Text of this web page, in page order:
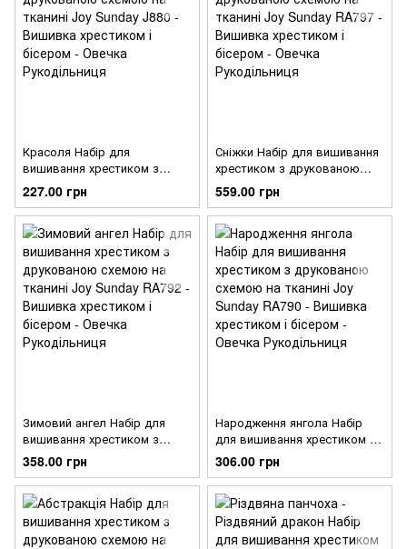
Красоля Набір для
вишивання хрестиком з
друкованою схемою на
тканині Joy Sunday J880
227.00 грн
Сніжки Набір для вишивання
хрестиком з друкованою
схемою на тканині Joy
Sunday RA797
559.00 грн
Зимовий ангел Набір для
вишивання хрестиком з
друкованою схемою на
тканині Joy Sunday RA792
358.00 грн
Народження янгола Набір
для вишивання хрестиком з
друкованою схемою на
тканині Joy Sunday RA790
306.00 грн